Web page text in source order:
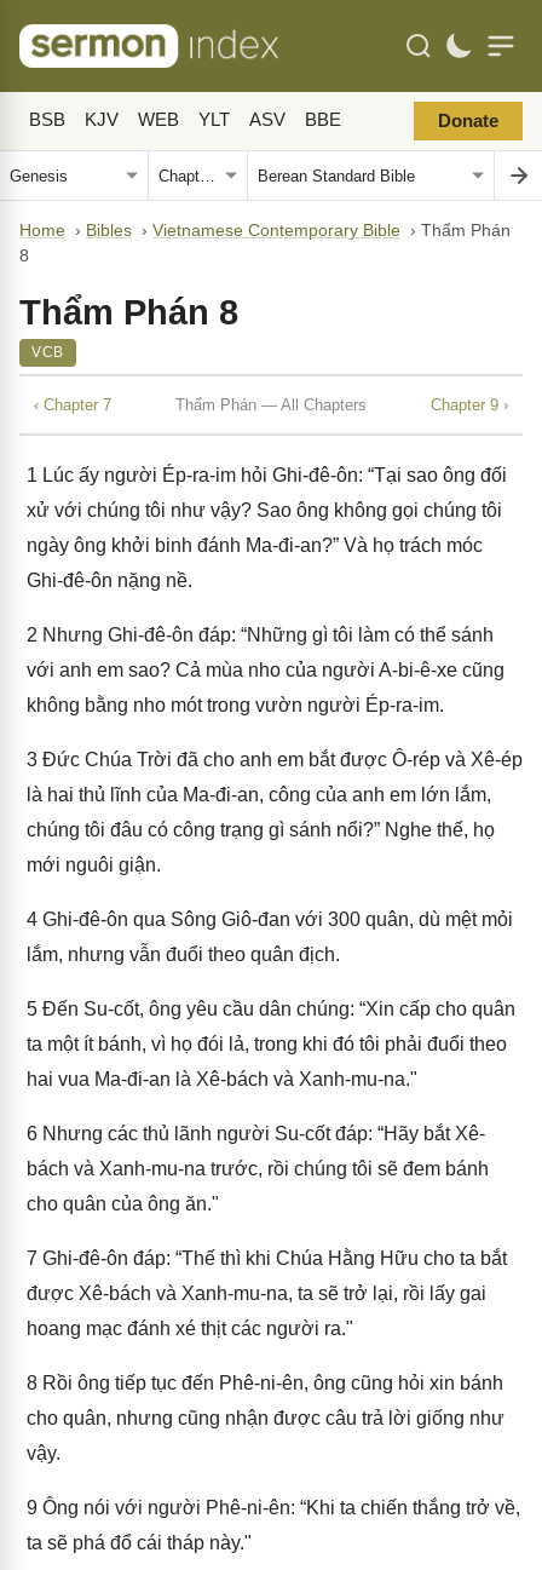
BSB KJV WEB YLT ASV BBE Donate
Home › Bibles › Vietnamese Contemporary Bible › Thẩm Phán
8
Thẩm Phán 8
VCB
‹ Chapter 7 Thẩm Phán — All Chapters Chapter 9 ›
1 Lúc ấy người Ép-ra-im hỏi Ghi-đê-ôn: “Tại sao ông đối
xử với chúng tôi như vậy? Sao ông không gọi chúng tôi
ngày ông khởi binh đánh Ma-đi-an?” Và họ trách móc
Ghi-đê-ôn nặng nề.
2 Nhưng Ghi-đê-ôn đáp: “Những gì tôi làm có thể sánh
với anh em sao? Cả mùa nho của người A-bi-ê-xe cũng
không bằng nho mót trong vườn người Ép-ra-im.
3 Đức Chúa Trời đã cho anh em bắt được Ô-rép và Xê-ép
là hai thủ lĩnh của Ma-đi-an, công của anh em lớn lắm,
chúng tôi đâu có công trạng gì sánh nổi?” Nghe thế, họ
mới nguôi giận.
4 Ghi-đê-ôn qua Sông Giô-đan với 300 quân, dù mệt mỏi
lắm, nhưng vẫn đuổi theo quân địch.
5 Đến Su-cốt, ông yêu cầu dân chúng: “Xin cấp cho quân
ta một ít bánh, vì họ đói lả, trong khi đó tôi phải đuổi theo
hai vua Ma-đi-an là Xê-bách và Xanh-mu-na."
6 Nhưng các thủ lãnh người Su-cốt đáp: “Hãy bắt Xê-
bách và Xanh-mu-na trước, rồi chúng tôi sẽ đem bánh
cho quân của ông ăn."
7 Ghi-đê-ôn đáp: “Thế thì khi Chúa Hằng Hữu cho ta bắt
được Xê-bách và Xanh-mu-na, ta sẽ trở lại, rồi lấy gai
hoang mạc đánh xé thịt các người ra."
8 Rồi ông tiếp tục đến Phê-ni-ên, ông cũng hỏi xin bánh
cho quân, nhưng cũng nhận được câu trả lời giống như
vậy.
9 Ông nói với người Phê-ni-ên: “Khi ta chiến thắng trở về,
ta sẽ phá đổ cái tháp này."